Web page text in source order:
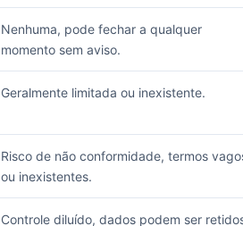
Nenhuma, pode fechar a qualquer
momento sem aviso.
Geralmente limitada ou inexistente.
Risco de não conformidade, termos
ou inexistentes.
Controle diluído, dados podem ser